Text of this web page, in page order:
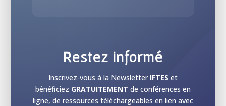
Restez informé
Inscrivez-vous à la Newsletter IFTES et
bénéficiez GRATUITEMENT de conférences en
ligne, de ressources téléchargeables en lien avec